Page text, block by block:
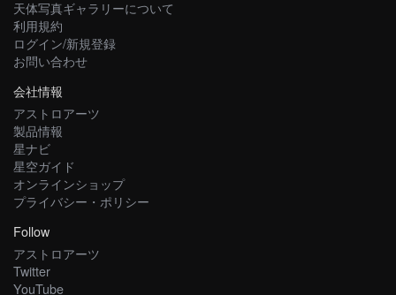
天体写真ギャラリーについて
利用規約
ログイン/新規登録
お問い合わせ
会社情報
アストロアーツ
製品情報
星ナビ
星空ガイド
オンラインショップ
プライバシー・ポリシー
Follow
アストロアーツ
Twitter
YouTube